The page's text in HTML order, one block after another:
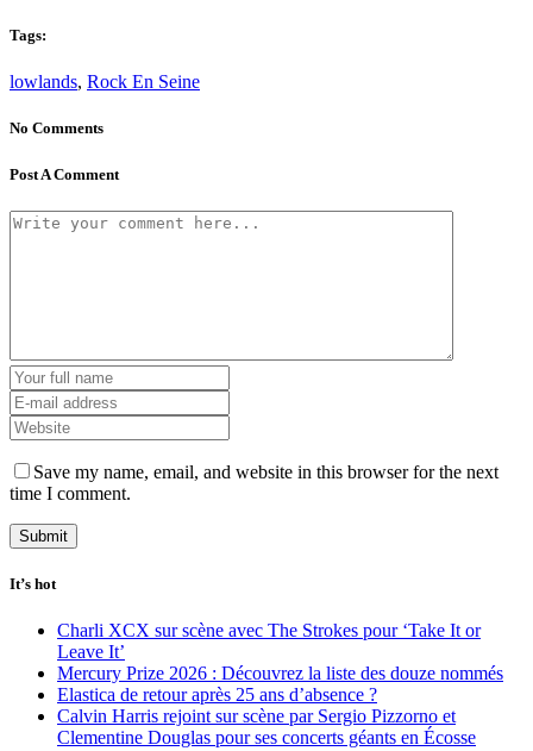
Tags:
lowlands, Rock En Seine
No Comments
Post A Comment
Save my name, email, and website in this browser for the next
time I comment.
It’s hot
Charli XCX sur scène avec The Strokes pour ‘Take It or
Leave It’
Mercury Prize 2026 : Découvrez la liste des douze nommés
Elastica de retour après 25 ans d’absence ?
Calvin Harris rejoint sur scène par Sergio Pizzorno et
Clementine Douglas pour ses concerts géants en Écosse